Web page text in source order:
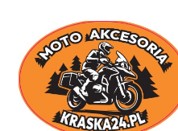
Przejdź
do
nawigacji
Przejdź
do
treści